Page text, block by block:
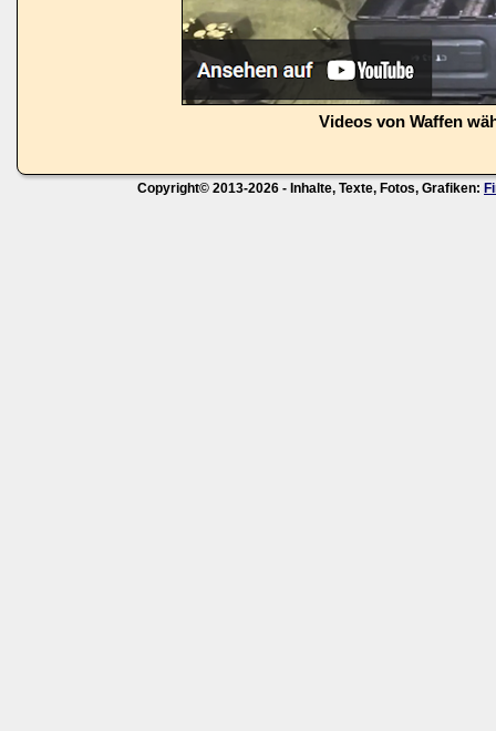
Videos von Waffen
Copyright© 2013-2026 - Inhalte, Texte, Fotos, Grafiken: